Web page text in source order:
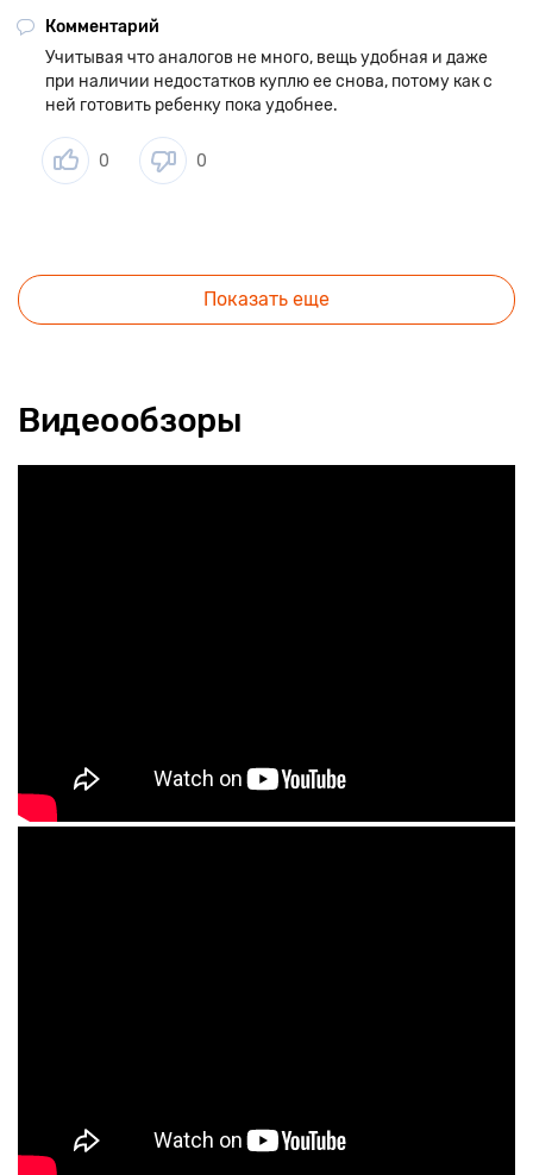
Комментарий
Учитывая что аналогов не много, вещь удобная и даже
при наличии недостатков куплю ее снова, потому как с
ней готовить ребенку пока удобнее.
0 0
Показать еще
Видеообзоры